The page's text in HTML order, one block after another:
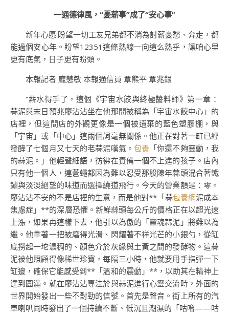
一通德律風，“憂薪事”成了“安心事”
新年心愿:盼望一切工友兄弟都不消為討薪憂愁、奔走，都
能過個安心年。盼望12351這條熱線一向這么熱乎，讓咱心里
更有底氣，日子更有盼頭。
本報記者 龐慧敏 本報通信員 覃熊平 覃兆銀
“薪水得手了，這個《宇宙水餃與終極醬料師》第一章：
蒜泥與末日預兆廖沾沾坐在他那間被稱為「宇宙水餃中心」的
店裡，但這間店的外觀更像是一個被遺棄的藍色塑膠棚，與
「宇宙」或「中心」這兩個詞毫無關係。他正在對著一缸已經
發酵了七個月又七天的老蒜泥嘆氣。 包養 「你還不夠靈動，我
的蒜泥。」他輕聲細語，彷彿在責備一個不上進的孩子。店內
只有他一個人，連蒼蠅都因為難以忍受那股陳年蒜頭混合著鐵
鏽與淡淡絕望的味道而選擇繞道飛行。今天的營業額是：零。
廖沾沾不安的不是店裡的生意，而是他對**「蒜包養網泥成本
焦慮症」**的深層恐懼。新鮮蒜頭每公斤的價格正在以超光速
上漲，如果再這樣下去，他引以為傲的「靈魂蒜泥」將難以為
繼。他拿著一把被磨得光滑、閃耀著不祥光芒的小銀勺，從缸
底撈起一坨濃稠的、顏色介於灰綠與土黃之間的發酵物。這蒜
泥被他照顧得像稀世珍寶，每隔三小時，他就要用手指彈一下
缸邊，確保它能感受到**「溫和的震動」**，以助其在精神上
達到圓滿。就在廖沾沾專注於與蒜泥進行心靈交流時，外面的
世界開始發出一些不對勁的信號。首先是聲音。街上所有的汽
車喇叭同時發出了一個持續不斷、低沉且潮濕的「咕嚕——咕